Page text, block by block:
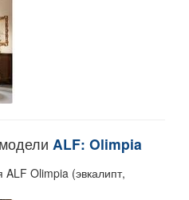
ALF: Olimpia
Olimpia (эвкалипт,